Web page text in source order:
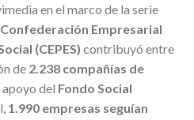
en el marco de la serie
Confederación Empresarial
(CEPES) contribuyó entre
de 2.238 compañías de
del Fondo Social
1.990 empresas seguían